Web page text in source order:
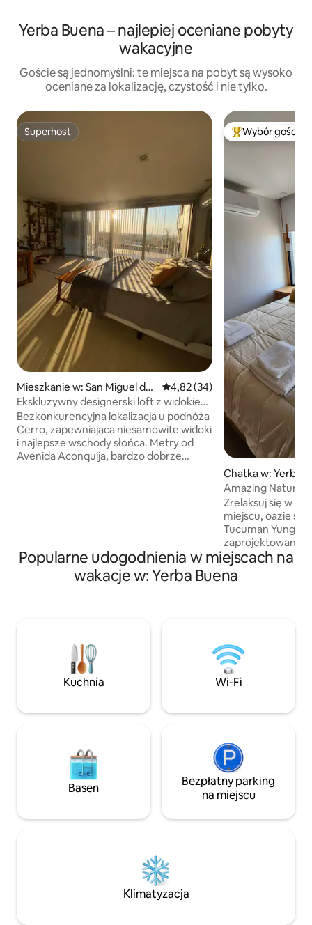
Yerba Buena – najlepiej oceniane pobyty
wakacyjne
Goście są jednomyślni: te miejsca na pobyt są wysoko
oceniane za lokalizację, czystość i nie tylko.
Superhost
Superhost
Mieszkanie w: San Miguel de
Tucumán
Średnia ocena: 4,82 na 5,
4,82 (34)
Ekskluzywny designerski loft z widokiem
na miasto
Bezkonkurencyjna lokalizacja u podnóża
Cerro, zapewniająca niesamowite widoki
i najlepsze wschody słońca. Metry od
Avenida Aconquija, bardzo dobrze
idealnym wystrojem do pisania, czytania,
medytacji, gotowania, a przede
wszystkim rozłączenia. Zarówno
naturalne, jak i sztuczne oświetlenie
Wybór gości
Chatka w: Yerba
Amazing Natural
Zrelaksuj się w
miejscu, oazie
Tucuman Yungas.
zaprojektowane
całkowity
udogodnienia
wypoczynku.
jazdy od
Yerba Buena.
niezapomniany
naturę i komfort.
Popularne udogodnienia w miejscach na
wakacje w: Yerba Buena
Kuchnia Wi-Fi
Basen
Bezpłatny parking
na miejscu
Klimatyzacja